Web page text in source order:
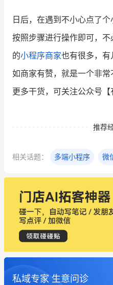
日后，在遇到不小心点了
按照步骤进行操作即可，
的小程序商家也有很多，有
如商家有赞，就是一个非
更多干货，可关注公众号【
推荐
相关话题： 多端小程序 微
私域专家 生意问诊